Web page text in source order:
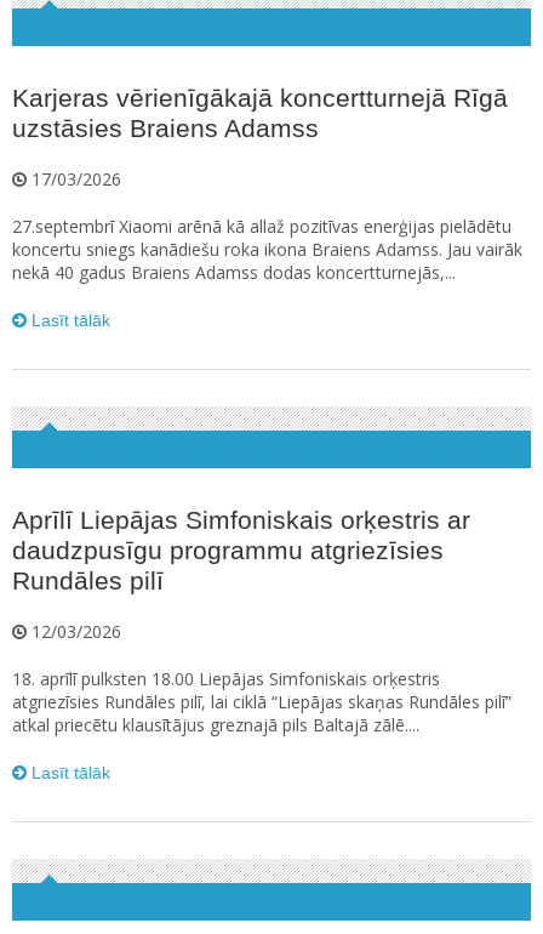
Karjeras vērienīgākajā koncertturnejā Rīgā
uzstāsies Braiens Adamss
17/03/2026
27.septembrī Xiaomi arēnā kā allaž pozitīvas enerģijas pielādētu
koncertu sniegs kanādiešu roka ikona Braiens Adamss. Jau vairāk
nekā 40 gadus Braiens Adamss dodas koncertturnejās,...
Lasīt tālāk
Aprīlī Liepājas Simfoniskais orķestris ar
daudzpusīgu programmu atgriezīsies
Rundāles pilī
12/03/2026
18. aprīlī pulksten 18.00 Liepājas Simfoniskais orķestris
atgriezīsies Rundāles pilī, lai ciklā “Liepājas skaņas Rundāles pilī”
atkal priecētu klausītājus greznajā pils Baltajā zālē....
Lasīt tālāk